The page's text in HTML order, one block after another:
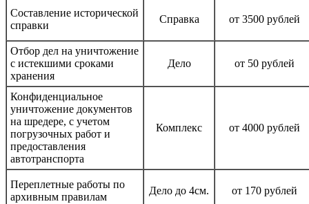
Составление исторической
справки
Справка от 3500 рублей
Отбор дел на уничтожение
с истекшими сроками
хранения
Дело от 50 рублей
Конфиденциальное
уничтожение документов
на шредере, с учетом
погрузочных работ и
предоставления
автотранспорта
Комплекс от 4000 рублей
Переплетные работы по
архивным правилам
Дело до 4см. от 170 рублей